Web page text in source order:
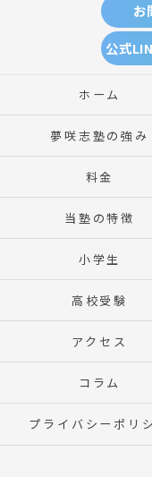
お
公式
ホーム
夢咲志塾の強み
料金
当塾の特徴
小学生
高校受験
アクセス
コラム
プライバシーポリ